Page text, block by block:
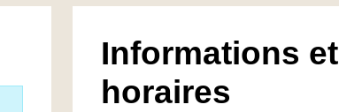
Informations et
horaires